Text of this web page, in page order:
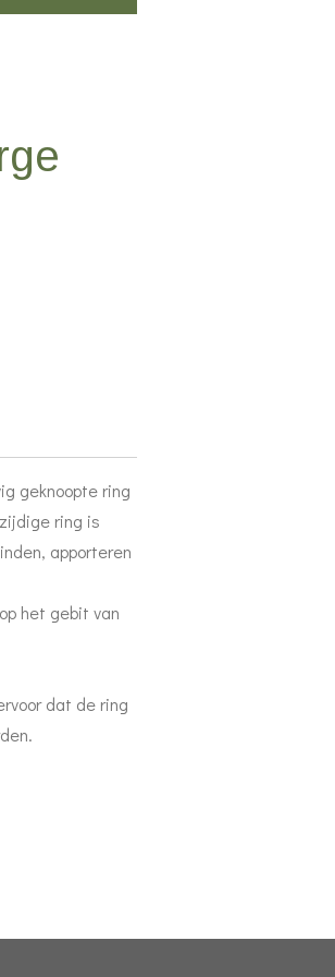
geknoopte ring
ring is
apporteren
het gebit van
dat de ring